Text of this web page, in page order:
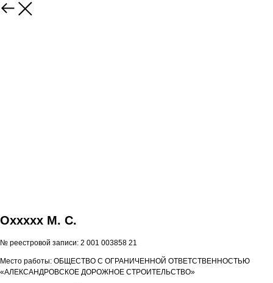
Оxxxxx М. С.
№ реестровой записи: 2 001 003858 21
Место работы: ОБЩЕСТВО С ОГРАНИЧЕННОЙ ОТВЕТСТВЕННОСТЬЮ
«АЛЕКСАНДРОВСКОЕ ДОРОЖНОЕ СТРОИТЕЛЬСТВО»